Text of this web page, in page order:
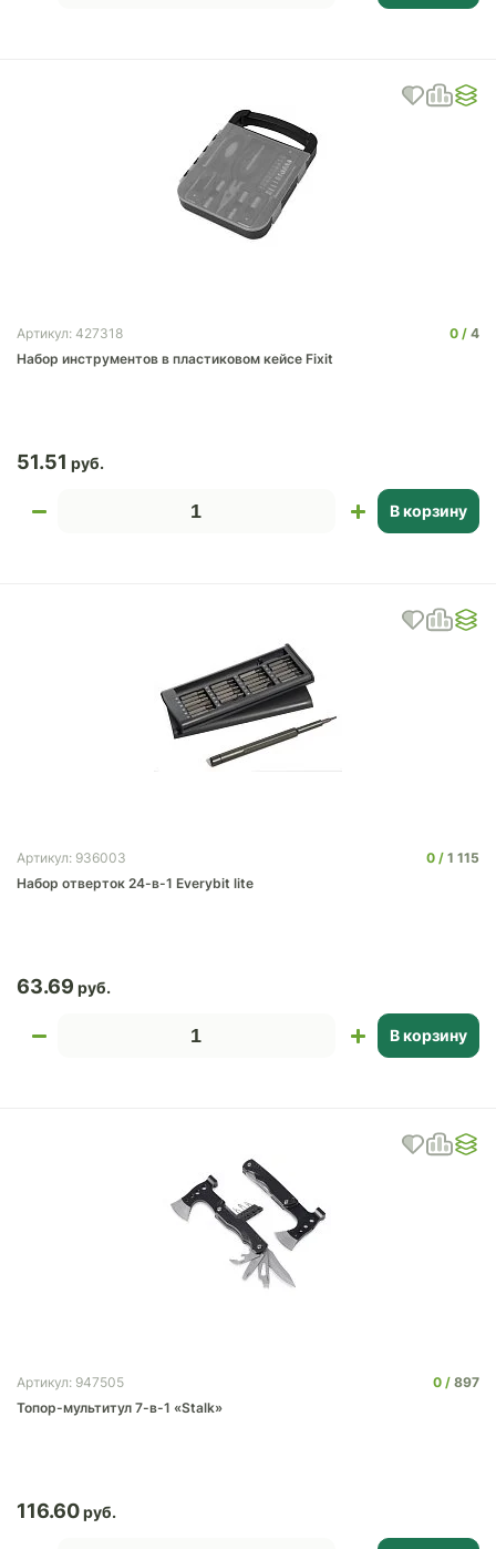
Артикул: 427318 0
4
Набор инструментов в пластиковом кейсе Fixit
51.51
В корзину
Артикул: 936003 0
1 115
Набор отверток 24-в-1 Everybit lite
63.69
В корзину
Артикул: 947505 0
897
Топор-мультитул 7-в-1 «Stalk»
116.60